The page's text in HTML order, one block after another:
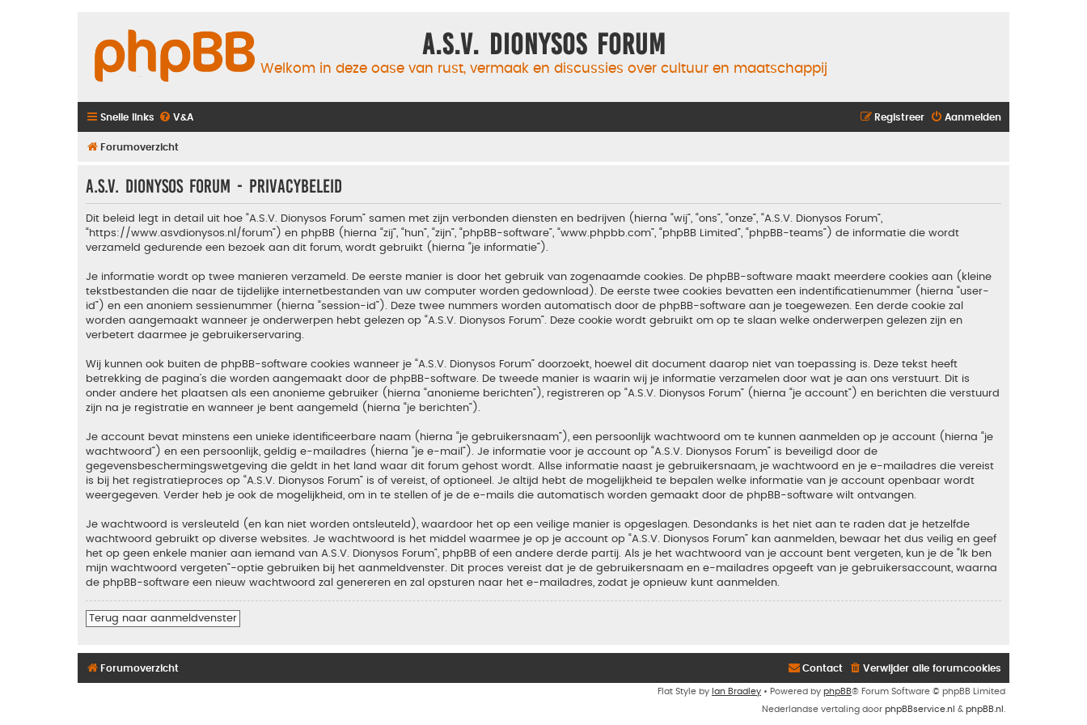
A.S.V. Dionysos Forum
Welkom in deze oase van rust, vermaak en discussies over cultuur en maatschappij
Snelle links V&A Aanmelden
Registreer
Forumoverzicht
A.S.V. Dionysos Forum - Privacybeleid
Dit beleid legt in detail uit hoe “A.S.V. Dionysos Forum” samen met zijn verbonden diensten en bedrijven (hierna “wij”, “ons”, “onze”, “A.S.V. Dionysos Forum”,
“https://www.asvdionysos.nl/forum”) en phpBB (hierna “zij”, “hun”, “zijn”, “phpBB-software”, “www.phpbb.com”, “phpBB Limited”, “phpBB-teams”) de informatie die wordt
verzameld gedurende een bezoek aan dit forum, wordt gebruikt (hierna “je informatie”).
Je informatie wordt op twee manieren verzameld. De eerste manier is door het gebruik van zogenaamde cookies. De phpBB-software maakt meerdere cookies aan (kleine
tekstbestanden die naar de tijdelijke internetbestanden van uw computer worden gedownload). De eerste twee cookies bevatten een indentificatienummer (hierna “user-
id”) en een anoniem sessienummer (hierna “session-id”). Deze twee nummers worden automatisch door de phpBB-software aan je toegewezen. Een derde cookie zal
worden aangemaakt wanneer je onderwerpen hebt gelezen op “A.S.V. Dionysos Forum”. Deze cookie wordt gebruikt om op te slaan welke onderwerpen gelezen zijn en
verbetert daarmee je gebruikerservaring.
Wij kunnen ook buiten de phpBB-software cookies wanneer je “A.S.V. Dionysos Forum” doorzoekt, hoewel dit document daarop niet van toepassing is. Deze tekst heeft
betrekking de pagina’s die worden aangemaakt door de phpBB-software. De tweede manier is waarin wij je informatie verzamelen door wat je aan ons verstuurt. Dit is
onder andere het plaatsen als een anonieme gebruiker (hierna “anonieme berichten”), registreren op “A.S.V. Dionysos Forum” (hierna “je account”) en berichten die verstuurd
zijn na je registratie en wanneer je bent aangemeld (hierna “je berichten”).
Je account bevat minstens een unieke identificeerbare naam (hierna “je gebruikersnaam”), een persoonlijk wachtwoord om te kunnen aanmelden op je account (hierna “je
wachtwoord”) en een persoonlijk, geldig e-mailadres (hierna “je e-mail”). Je informatie voor je account op “A.S.V. Dionysos Forum” is beveiligd door de
gegevensbeschermingswetgeving die geldt in het land waar dit forum gehost wordt. Allse informatie naast je gebruikersnaam, je wachtwoord en je e-mailadres die vereist
is bij het registratieproces op “A.S.V. Dionysos Forum” is of vereist, of optioneel. Je altijd hebt de mogelijkheid te bepalen welke informatie van je account openbaar wordt
weergegeven. Verder heb je ook de mogelijkheid, om in te stellen of je de e-mails die automatisch worden gemaakt door de phpBB-software wilt ontvangen.
Je wachtwoord is versleuteld (en kan niet worden ontsleuteld), waardoor het op een veilige manier is opgeslagen. Desondanks is het niet aan te raden dat je hetzelfde
wachtwoord gebruikt op diverse websites. Je wachtwoord is het middel waarmee je op je account op “A.S.V. Dionysos Forum” kan aanmelden, bewaar het dus veilig en geef
het op geen enkele manier aan iemand van A.S.V. Dionysos Forum”, phpBB of een andere derde partij. Als je het wachtwoord van je account bent vergeten, kun je de “Ik ben
mijn wachtwoord vergeten”-optie gebruiken bij het aanmeldvenster. Dit proces vereist dat je de gebruikersnaam en e-mailadres opgeeft van je gebruikersaccount, waarna
de phpBB-software een nieuw wachtwoord zal genereren en zal opsturen naar het e-mailadres, zodat je opnieuw kunt aanmelden.
Terug naar aanmeldvenster
Forumoverzicht Verwijder alle forumcookies
Contact
Flat Style by Ian Bradley • Powered by phpBB® Forum Software © phpBB Limited
Nederlandse vertaling door phpBBservice.nl & phpBB.nl